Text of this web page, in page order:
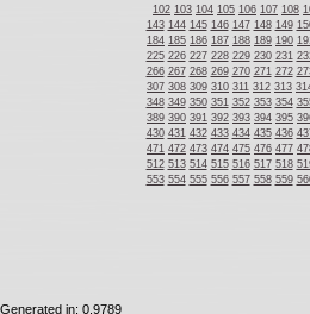
102 103 104 105 106 107 108
143 144 145 146 147 148 149
184 185 186 187 188 189 190
225 226 227 228 229 230 231
266 267 268 269 270 271 272
307 308 309 310 311 312 313
348 349 350 351 352 353 354
389 390 391 392 393 394 395
430 431 432 433 434 435 436
471 472 473 474 475 476 477
512 513 514 515 516 517 518
553 554 555 556 557 558 559
Generated in: 0.9789